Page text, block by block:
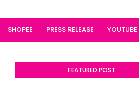
SHOPEE PRESS RELEASE YOUTUBE
FEATURED POST